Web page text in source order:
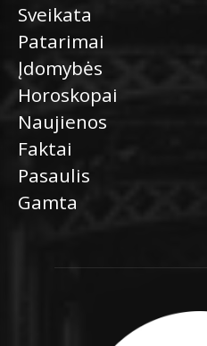
Sveikata
Patarimai
Įdomybės
Horoskopai
Naujienos
Faktai
Pasaulis
Gamta